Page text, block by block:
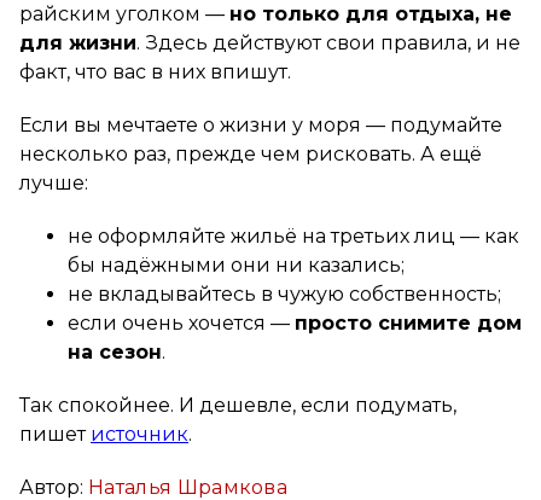
райским уголком — но только для отдыха, не
для жизни. Здесь действуют свои правила, и не
факт, что вас в них впишут.
Если вы мечтаете о жизни у моря — подумайте
несколько раз, прежде чем рисковать. А ещё
лучше:
не оформляйте жильё на третьих лиц — как
бы надёжными они ни казались;
не вкладывайтесь в чужую собственность;
если очень хочется — просто снимите дом
на сезон.
Так спокойнее. И дешевле, если подумать,
пишет источник.
Автор: Наталья Шрамкова